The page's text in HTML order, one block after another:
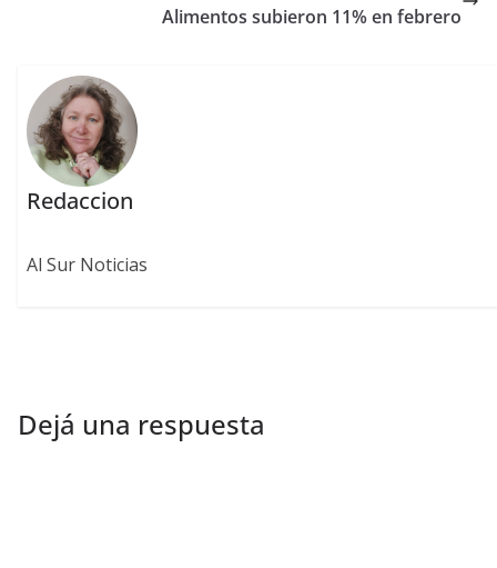
Alimentos subieron 11% en febrero
Redaccion
Al Sur Noticias
Dejá una respuesta